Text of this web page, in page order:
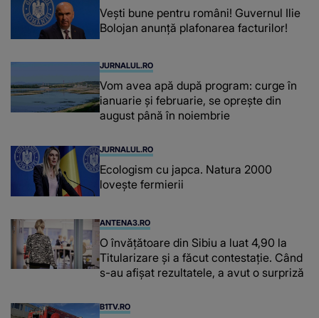
Vești bune pentru români! Guvernul Ilie
Bolojan anunță plafonarea facturilor!
JURNALUL.RO
Vom avea apă după program: curge în
ianuarie și februarie, se oprește din
august până în noiembrie
JURNALUL.RO
Ecologism cu japca. Natura 2000
lovește fermierii
ANTENA3.RO
O învățătoare din Sibiu a luat 4,90 la
Titularizare și a făcut contestație. Când
s-au afișat rezultatele, a avut o surpriză
B1TV.RO